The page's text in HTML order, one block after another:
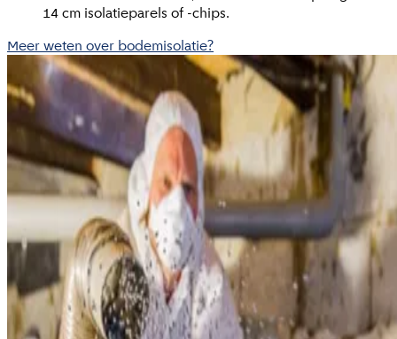
14 cm isolatieparels of -chips.
Meer weten over bodemisolatie?